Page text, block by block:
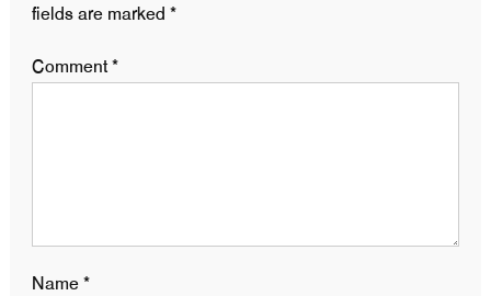
fields are marked *
Comment*
Name*